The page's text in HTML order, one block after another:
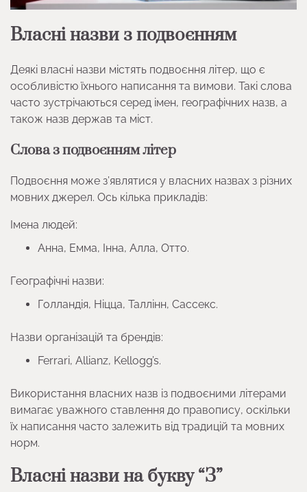
Власні назви з подвоєнням
Деякі власні назви містять подвоєння літер, що є
особливістю їхнього написання та вимови. Такі слова
часто зустрічаються серед імен, географічних назв, а
також назв держав та міст.
Слова з подвоєнням літер
Подвоєння може з’являтися у власних назвах з різних
мовних джерел. Ось кілька прикладів:
Імена людей:
Анна, Емма, Інна, Алла, Отто.
Географічні назви:
Голландія, Ніцца, Таллінн, Сассекс.
Назви організацій та брендів:
Ferrari, Allianz, Kellogg’s.
Використання власних назв із подвоєними літерами
вимагає уважного ставлення до правопису, оскільки
їх написання часто залежить від традицій та мовних
норм.
Власні назви на букву “З”